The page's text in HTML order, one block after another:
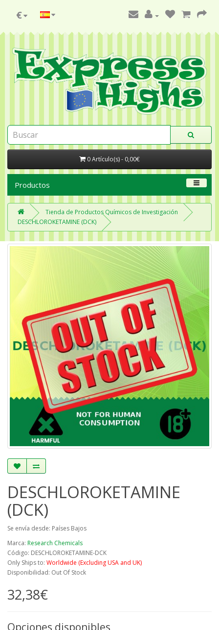
€
0 Artículo(s) - 0,00€
Productos
Tienda de Productos Químicos de Investigación
DESCHLOROKETAMINE (DCK)
DESCHLOROKETAMINE
(DCK)
Se envía desde: Países Bajos
Marca: Research Chemicals
Código: DESCHLOROKETAMINE-DCK
Only Ships to: Worldwide (Excluding USA and UK)
Disponibilidad: Out Of Stock
32,38€
Opciones disponibles